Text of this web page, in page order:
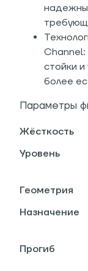
Channel:
стойки
более
Параметры
Жёсткость
Уровень
Геометрия
Назначение
Прогиб